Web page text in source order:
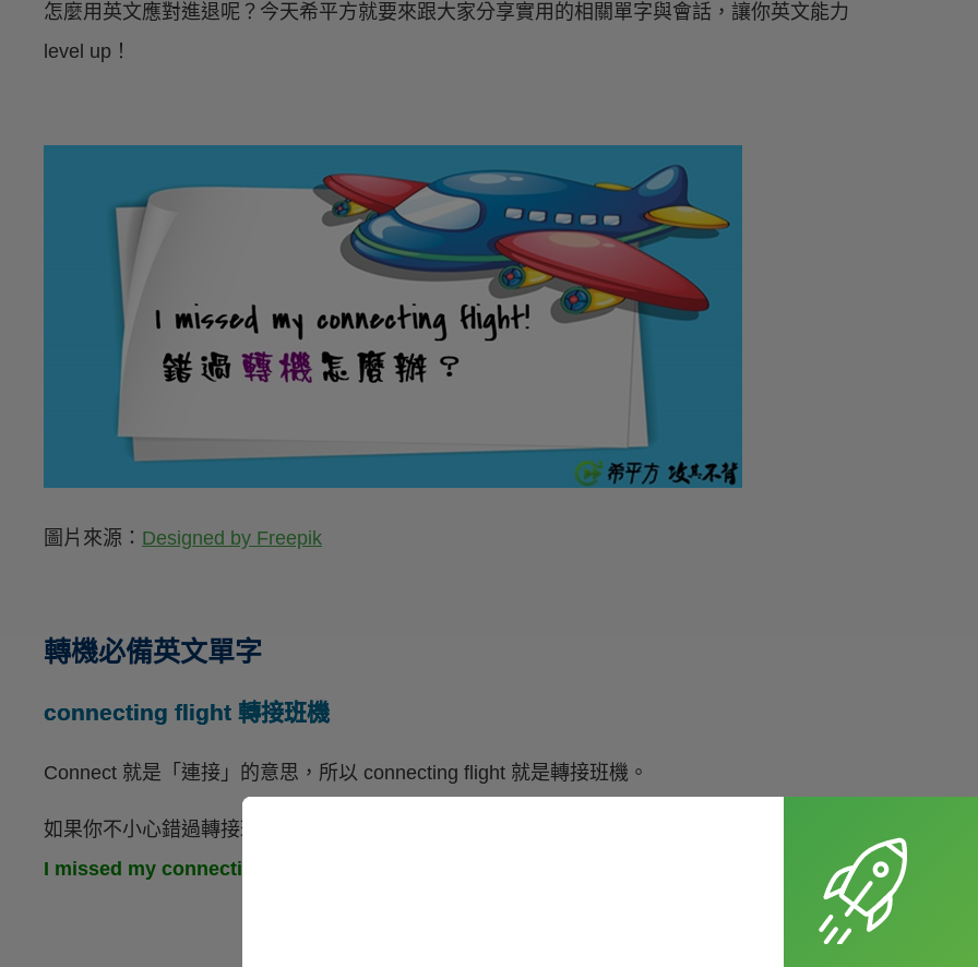
怎麼用英文應對進退呢？今天希平方就要來跟大家分享實用的相關單字與會話，讓你英文能力
level up！
圖片來源： Designed by Freepik
轉機必備英文單字
connecting flight 轉接班機
Connect 就是「連接」的意思，所以 connecting flight 就是轉接班機。
如果你不小心錯過轉接班機的話，就可以說：
I missed my connecting flight.（我錯過轉接班機了。）